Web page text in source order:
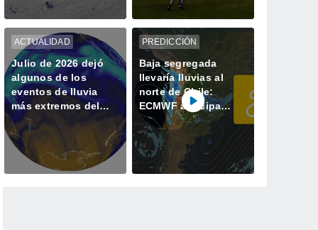
ACTUALIDAD
Julio de 2026 dejó
algunos de los
eventos de lluvia
más extremos del
último tiempo
PREDICCIÓN
Baja segregada
llevaría lluvias al
norte de Chile:
ECMWF anticipa
precipitaciones entre
Arica y Coquimbo